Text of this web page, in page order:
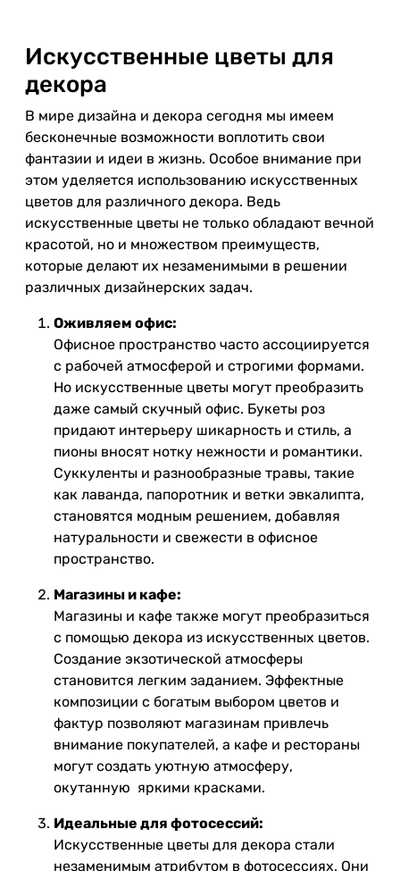
Искусственные цветы для
декора
В мире дизайна и декора сегодня мы имеем
бесконечные возможности воплотить свои
фантазии и идеи в жизнь. Особое внимание при
этом уделяется использованию искусственных
цветов для различного декора. Ведь
искусственные цветы не только обладают вечной
красотой, но и множеством преимуществ,
которые делают их незаменимыми в решении
различных дизайнерских задач.
Оживляем офис:
Офисное пространство часто ассоциируется
с рабочей атмосферой и строгими формами.
Но искусственные цветы могут преобразить
даже самый скучный офис. Букеты роз
придают интерьеру шикарность и стиль, а
пионы вносят нотку нежности и романтики.
Суккуленты и разнообразные травы, такие
как лаванда, папоротник и ветки эвкалипта,
становятся модным решением, добавляя
натуральности и свежести в офисное
пространство.
Магазины и кафе:
Магазины и кафе также могут преобразиться
с помощью декора из искусственных цветов.
Создание экзотической атмосферы
становится легким заданием. Эффектные
композиции с богатым выбором цветов и
фактур позволяют магазинам привлечь
внимание покупателей, а кафе и рестораны
могут создать уютную атмосферу,
окутанную яркими красками.
Идеальные для фотосессий:
Искусственные цветы для декора стали
незаменимым атрибутом в фотосессиях. Они